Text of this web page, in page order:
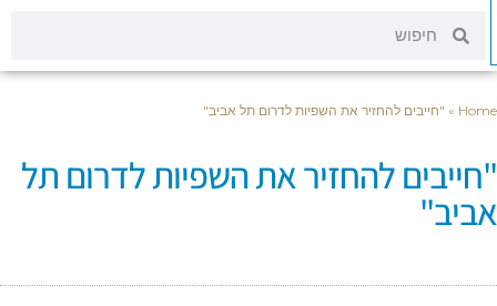
»"חייבים להחזיר את השפיות לדרום תל אביב"
להחזיר את השפיות לדרום תל